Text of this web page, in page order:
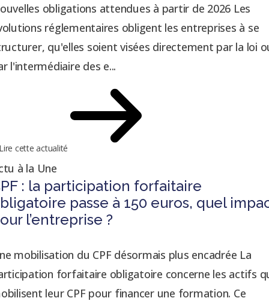
obligations attendues à partir de 2026 Les
réglementaires obligent les entreprises à se
qu'elles soient visées directement par la loi
l'intermédiaire des e...
cette actualité
à la Une
: la participation forfaitaire
passe à 150 euros, quel
l’entreprise ?
mobilisation du CPF désormais plus encadrée La
forfaitaire obligatoire concerne les actifs
leur CPF pour financer une formation. Ce